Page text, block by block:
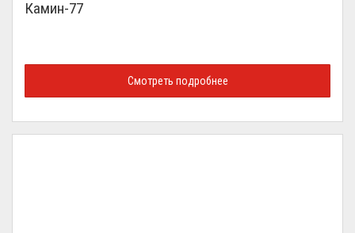
Камин-77
Смотреть подробнее